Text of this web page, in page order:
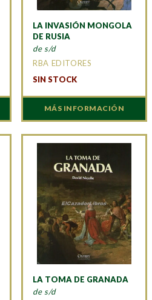
LA INVASIÓN MONGOLA
DE RUSIA
de s/d
RBA EDITORES
SIN STOCK
MÁS INFORMACIÓN
LA TOMA DE GRANADA
de s/d